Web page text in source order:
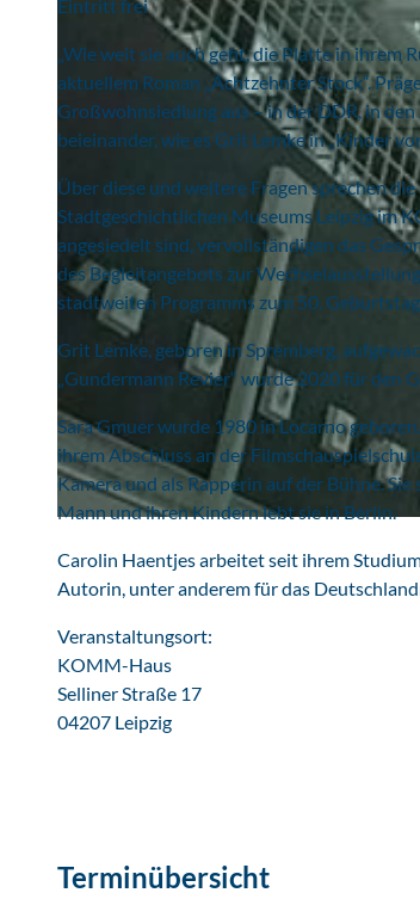
© Hanser / suhrkamp
Eintritt frei
„Wie weit sie auch geht, die Platte in ihrem
aktuellem Roman „Achtzehnter Stock“.
Großwohnsiedlung aus – in der DDR, in
beieinander, wie es Grit Lemke in „Kinder
Über diese und weitere Fragen sprechen
Stadtgeschichtlichen Museums Leipzig im
angesiedelt sind, vervollständigen das
des Begleitangebots zur
stadtweiten Programms zum 50.
Grit Lemke, geboren in Spremberg,
„Gundermann Revier“ wurde 2020 für den
Sara Gmuer wurde 1980 in Locarno
ihrem Abschluss an der
Kamera und als Rapperin auf der Bühne.
Mann und ihren Kindern lebt sie in Berlin.
Carolin Haentjes arbeitet seit ihrem
Autorin, unter anderem für das
Veranstaltungsort:
KOMM-Haus
Selliner Straße 17
04207 Leipzig
Terminübersicht